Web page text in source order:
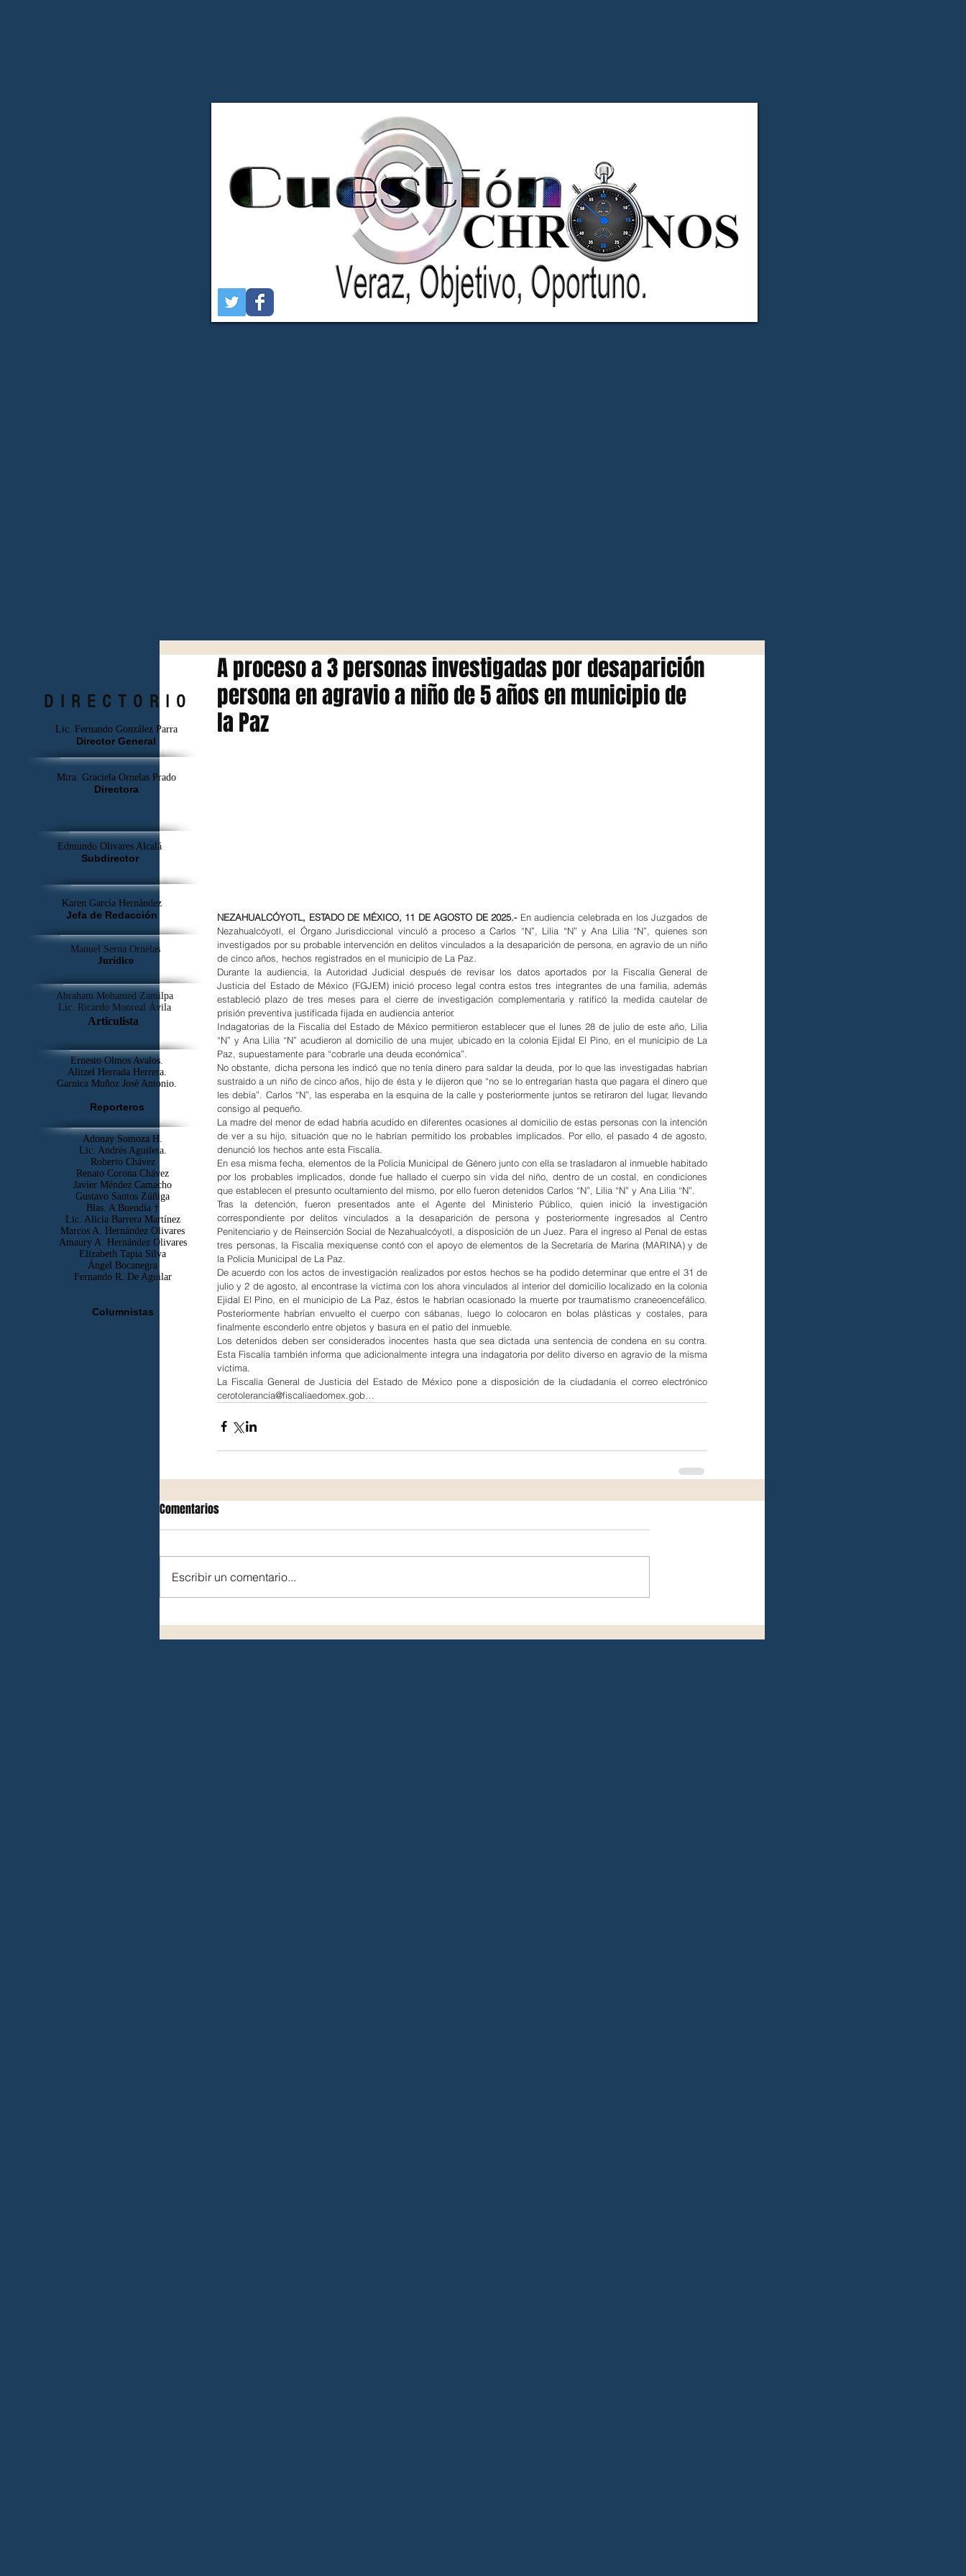
A proceso a 3 personas investigadas por desaparición
persona en agravio a niño de 5 años en municipio de
la Paz
NEZAHUALCÓYOTL, ESTADO DE MÉXICO, 11 DE AGOSTO DE 2025.- En audiencia celebrada en los Juzgados de
Nezahualcóyotl, el Órgano Jurisdiccional vinculó a proceso a Carlos “N”, Lilia “N” y Ana Lilia “N”, quienes son
investigados por su probable intervención en delitos vinculados a la desaparición de persona, en agravio de un niño
de cinco años, hechos registrados en el municipio de La Paz.
Durante la audiencia, la Autoridad Judicial después de revisar los datos aportados por la Fiscalía General de
Justicia del Estado de México (FGJEM) inició proceso legal contra estos tres integrantes de una familia, además
estableció plazo de tres meses para el cierre de investigación complementaria y ratificó la medida cautelar de
prisión preventiva justificada fijada en audiencia anterior.
Indagatorias de la Fiscalía del Estado de México permitieron establecer que el lunes 28 de julio de este año, Lilia
“N” y Ana Lilia “N” acudieron al domicilio de una mujer, ubicado en la colonia Ejidal El Pino, en el municipio de La
Paz, supuestamente para “cobrarle una deuda económica”.
No obstante, dicha persona les indicó que no tenía dinero para saldar la deuda, por lo que las investigadas habrían
sustraído a un niño de cinco años, hijo de ésta y le dijeron que “no se lo entregarían hasta que pagara el dinero que
les debía”. Carlos “N”, las esperaba en la esquina de la calle y posteriormente juntos se retiraron del lugar, llevando
consigo al pequeño.
La madre del menor de edad habría acudido en diferentes ocasiones al domicilio de estas personas con la intención
de ver a su hijo, situación que no le habrían permitido los probables implicados. Por ello, el pasado 4 de agosto,
denunció los hechos ante esta Fiscalía.
En esa misma fecha, elementos de la Policía Municipal de Género junto con ella se trasladaron al inmueble habitado
por los probables implicados, donde fue hallado el cuerpo sin vida del niño, dentro de un costal, en condiciones
que establecen el presunto ocultamiento del mismo, por ello fueron detenidos Carlos “N”, Lilia “N” y Ana Lilia “N”.
Tras la detención, fueron presentados ante el Agente del Ministerio Público, quien inició la investigación
correspondiente por delitos vinculados a la desaparición de persona y posteriormente ingresados al Centro
Penitenciario y de Reinserción Social de Nezahualcóyotl, a disposición de un Juez. Para el ingreso al Penal de estas
tres personas, la Fiscalía mexiquense contó con el apoyo de elementos de la Secretaría de Marina (MARINA) y de
la Policía Municipal de La Paz.
De acuerdo con los actos de investigación realizados por estos hechos se ha podido determinar que entre el 31 de
julio y 2 de agosto, al encontrase la víctima con los ahora vinculados al interior del domicilio localizado en la colonia
Ejidal El Pino, en el municipio de La Paz, éstos le habrían ocasionado la muerte por traumatismo craneoencefálico.
Posteriormente habrían envuelto el cuerpo con sábanas, luego lo colocaron en bolas plásticas y costales, para
finalmente esconderlo entre objetos y basura en el patio del inmueble.
Los detenidos deben ser considerados inocentes hasta que sea dictada una sentencia de condena en su contra.
Esta Fiscalía también informa que adicionalmente integra una indagatoria por delito diverso en agravio de la misma
víctima.
La Fiscalía General de Justicia del Estado de México pone a disposición de la ciudadanía el correo electrónico
cerotolerancia@fiscaliaedomex.gob…
Comentarios
Escribir un comentario...
DIRECTORIO
Lic. Fernando González Parra
Director General
Mtra. Graciela Ornelas Prado
Directora
Edmundo Olivares Alcalá
Subdirector
Karen García Hernández
Jefa de Redacción
Manuel Serna Ornelas
Jurídico
Abraham Mohamed Zamilpa
Lic. Ricardo Monreal Ávila
Articulista
Ernesto Olmos Avalos.
Alitzel Herrada Herrera.
Garnica Muñoz José Antonio.
Reporteros
Adonay Somoza H.
Lic. Andrés Aguilera.
Roberto Chávez
Renato Corona Chávez
Javier Méndez Camacho
Gustavo Santos Zúñiga
Blas. A Buendía †
​Lic. Alicia Barrera Martínez
Marcos A. Hernández Olivares
Amaury A. Hernández Olivares
Elizabeth Tapia Silva
Ángel Bocanegra
Fernando R. De Aguilar
Columnistas